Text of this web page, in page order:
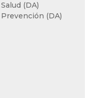
Salud (DA)
Prevención (DA)